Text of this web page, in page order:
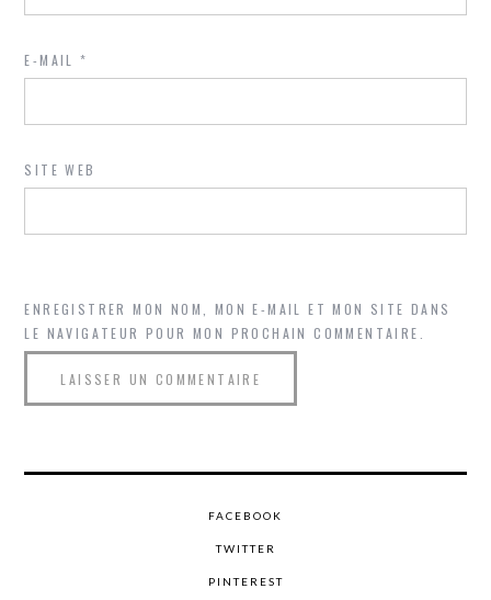
E-MAIL*
SITE WEB
ENREGISTRER MON NOM, MON E-MAIL ET MON SITE DANS
LE NAVIGATEUR POUR MON PROCHAIN COMMENTAIRE.
FACEBOOK
TWITTER
PINTEREST